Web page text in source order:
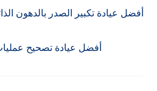
أفضل عيادة تكبير الصدر بالدهون الذاتية | 5
أفضل عيادة تصحيح عمليات